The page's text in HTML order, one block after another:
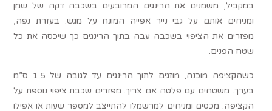
במקביל, משמנים את הרינגים המרובעים בשכבה דקה של שמן
ומניחים אותם על גבי נייר אפייה המונח על מגש. בעזרת נפה,
מפזרים את הציפוי בשכבה עבה בתוך הרינגים כך שיכסה את כל
שטח הפנים.
כשהקציפה מוכנה, מוזגים לתוך הרינגים עד לגובה של 1.5 ס”מ
בערך. משטחים עם פלטה אם צריך. מפזרים שכבת ציפוי נוספת על
הקציפה. מכסים ומניחים למרשמלו להתייצב למספר שעות או אפילו